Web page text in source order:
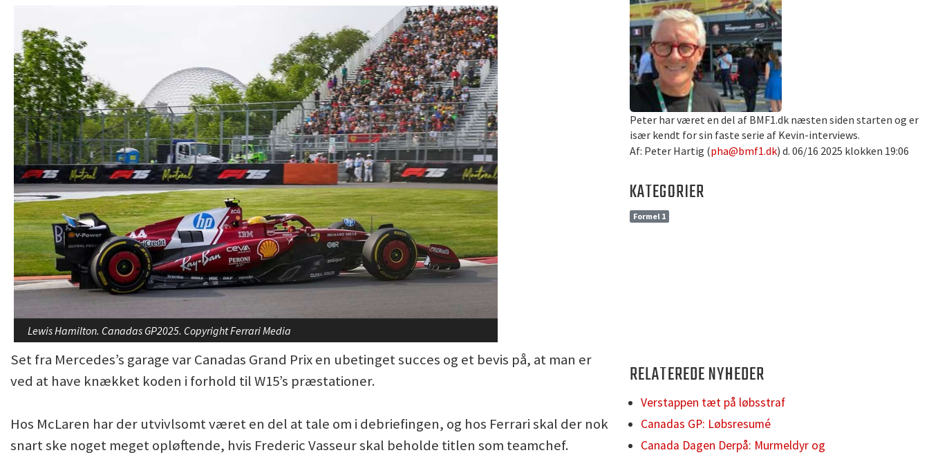
Lewis Hamilton. Canadas GP2025. Copyright Ferrari Media
Peter har været en del af BMF1.dk næsten siden starten og er
især kendt for sin faste serie af Kevin-interviews.
Af: Peter Hartig (pha@bmf1.dk) d. 06/16 2025 klokken 19:06
KATEGORIER
Formel 1
Set fra Mercedes’s garage var Canadas Grand Prix en ubetinget succes og et bevis på, at man er
ved at have knækket koden i forhold til W15’s præstationer.
Hos McLaren har der utvivlsomt været en del at tale om i debriefingen, og hos Ferrari skal der nok
snart ske noget meget opløftende, hvis Frederic Vasseur skal beholde titlen som teamchef.
RELATEREDE NYHEDER
Verstappen tæt på løbsstraf
Canadas GP: Løbsresumé
Canada Dagen Derpå: Murmeldyr og